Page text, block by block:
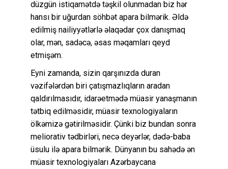
düzgün istiqamətdə təşkil olunmadan biz hər
hansı bir uğurdan söhbət apara bilmərik. Əldə
edilmiş nailiyyətlərlə əlaqədar çox danışmaq
olar, mən, sadəcə, əsas məqamları qeyd
etmişəm.
Eyni zamanda, sizin qarşınızda duran
vəzifələrdən biri çatışmazlıqların aradan
qaldırılmasıdır, idarəetmədə müasir yanaşmanın
tətbiq edilməsidir, müasir texnologiyaların
ölkəmizə gətirilməsidir. Çünki biz bundan sonra
meliorativ tədbirləri, necə deyərlər, dədə-baba
üsulu ilə apara bilmərik. Dünyanın bu sahədə ən
müasir texnologiyaları Azərbaycana